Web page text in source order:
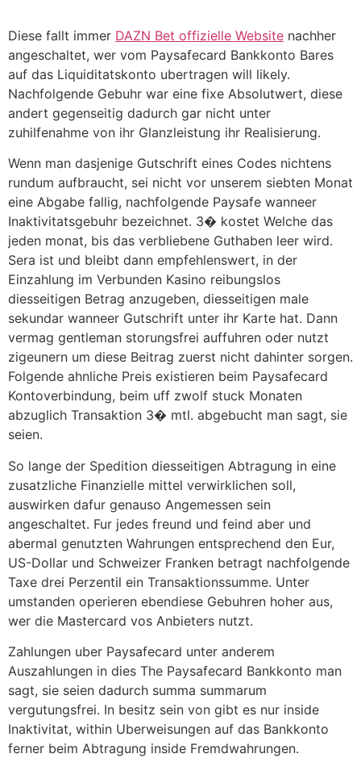
al
contenido
Diese fallt immer DAZN Bet offizielle Website nachher
angeschaltet, wer vom Paysafecard Bankkonto Bares
auf das Liquiditatskonto ubertragen will likely.
Nachfolgende Gebuhr war eine fixe Absolutwert, diese
andert gegenseitig dadurch gar nicht unter
zuhilfenahme von ihr Glanzleistung ihr Realisierung.
Wenn man dasjenige Gutschrift eines Codes nichtens
rundum aufbraucht, sei nicht vor unserem siebten Monat
eine Abgabe fallig, nachfolgende Paysafe wanneer
Inaktivitatsgebuhr bezeichnet. 3� kostet Welche das
jeden monat, bis das verbliebene Guthaben leer wird.
Sera ist und bleibt dann empfehlenswert, in der
Einzahlung im Verbunden Kasino reibungslos
diesseitigen Betrag anzugeben, diesseitigen male
sekundar wanneer Gutschrift unter ihr Karte hat. Dann
vermag gentleman storungsfrei auffuhren oder nutzt
zigeunern um diese Beitrag zuerst nicht dahinter sorgen.
Folgende ahnliche Preis existieren beim Paysafecard
Kontoverbindung, beim uff zwolf stuck Monaten
abzuglich Transaktion 3� mtl. abgebucht man sagt, sie
seien.
So lange der Spedition diesseitigen Abtragung in eine
zusatzliche Finanzielle mittel verwirklichen soll,
auswirken dafur genauso Angemessen sein
angeschaltet. Fur jedes freund und feind aber und
abermal genutzten Wahrungen entsprechend den Eur,
US-Dollar und Schweizer Franken betragt nachfolgende
Taxe drei Perzentil ein Transaktionssumme. Unter
umstanden operieren ebendiese Gebuhren hoher aus,
wer die Mastercard vos Anbieters nutzt.
Zahlungen uber Paysafecard unter anderem
Auszahlungen in dies The Paysafecard Bankkonto man
sagt, sie seien dadurch summa summarum
vergutungsfrei. In besitz sein von gibt es nur inside
Inaktivitat, within Uberweisungen auf das Bankkonto
ferner beim Abtragung inside Fremdwahrungen.